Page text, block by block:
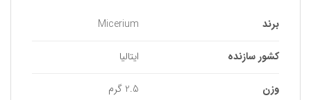
برند Micerium
کشور سازنده ایتالیا
وزن 2.5 گرم